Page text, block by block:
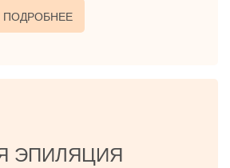
ПОДРОБНЕЕ
ЭПИЛЯЦИЯ